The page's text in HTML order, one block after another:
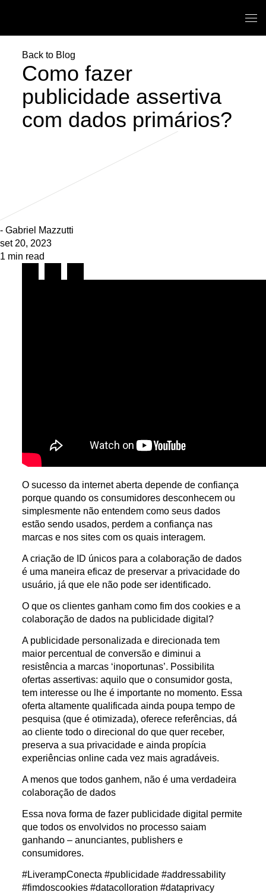
Back to Blog
Como fazer
publicidade assertiva
com dados primários?
- Gabriel Mazzutti
set 20, 2023
1 min read
O sucesso da internet aberta depende de confiança
porque quando os consumidores desconhecem ou
simplesmente não entendem como seus dados
estão sendo usados, perdem a confiança nas
marcas e nos sites com os quais interagem.
A criação de ID únicos para a colaboração de dados
é uma maneira eficaz de preservar a privacidade do
usuário, já que ele não pode ser identificado.
O que os clientes ganham como fim dos cookies e a
colaboração de dados na publicidade digital?
A publicidade personalizada e direcionada tem
maior percentual de conversão e diminui a
resistência a marcas ‘inoportunas’. Possibilita
ofertas assertivas: aquilo que o consumidor gosta,
tem interesse ou lhe é importante no momento. Essa
oferta altamente qualificada ainda poupa tempo de
pesquisa (que é otimizada), oferece referências, dá
ao cliente todo o direcional do que quer receber,
preserva a sua privacidade e ainda propícia
experiências online cada vez mais agradáveis.
A menos que todos ganhem, não é uma verdadeira
colaboração de dados
Essa nova forma de fazer publicidade digital permite
que todos os envolvidos no processo saiam
ganhando – anunciantes, publishers e
consumidores.
#LiverampConecta #publicidade #addressability
#fimdoscookies #datacolloration #dataprivacy